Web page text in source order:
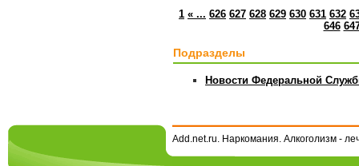
1 « ... 626 627 628 629 630 631 632
646
Подразделы
Новости Федеральной
Add.net.ru. Наркомания. Алкоголизм -